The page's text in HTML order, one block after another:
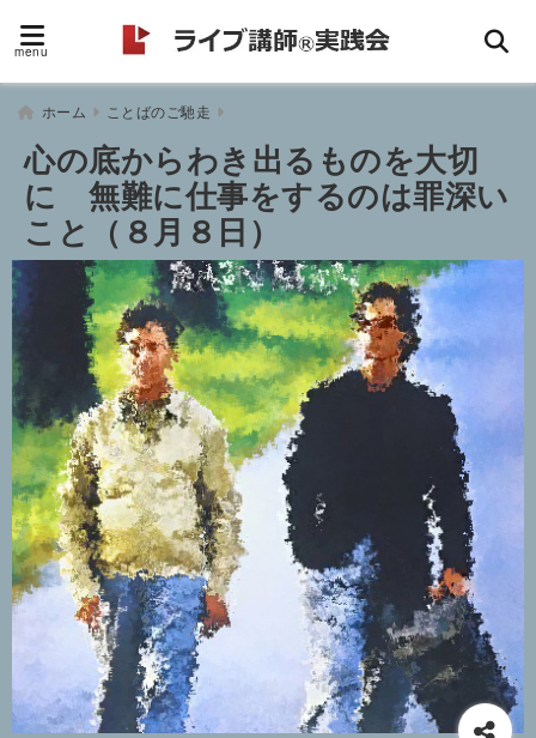
menu
ホーム ことばのご馳走
心の底からわき出るものを大切
に 無難に仕事をするのは罪深い
こと（８月８日）